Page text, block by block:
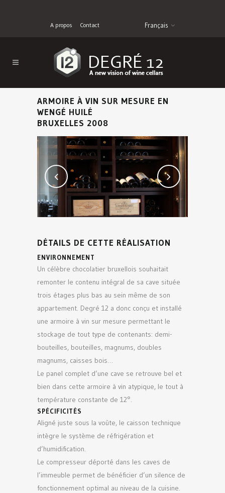
A propos Contact Français
ARMOIRE À VIN SUR MESURE EN
WENGÉ HUILÉ
BRUXELLES 2008
DÉTAILS DE CETTE RÉALISATION
ENVIRONNEMENT
Un célèbre chocolatier bruxellois souhaitait
remonter le contenu intégral de sa cave située
trois étages plus bas au sein même de son
appartement. Degré 12 a donc conçu et installé
une armoire à vin sur mesure permettant le
stockage de tout type de contenants: demi-
bouteilles, bouteilles, magnums, doubles
magnums, caisses bois…
Le panel complet d’une cave se retrouve bel et
bien dans cette armoire à vin atypique, le tout à
température constante de 12°.
SPÉCIFICITÉS
Aligné juste sous la voûte, le caisson technique
intègre le système de réfrigération et
d’humidification.
Le compresseur déporté dans les caves de
l’immeuble permet de bénéficier d’un silence de
fonctionnement optimal au niveau de la cuisine.